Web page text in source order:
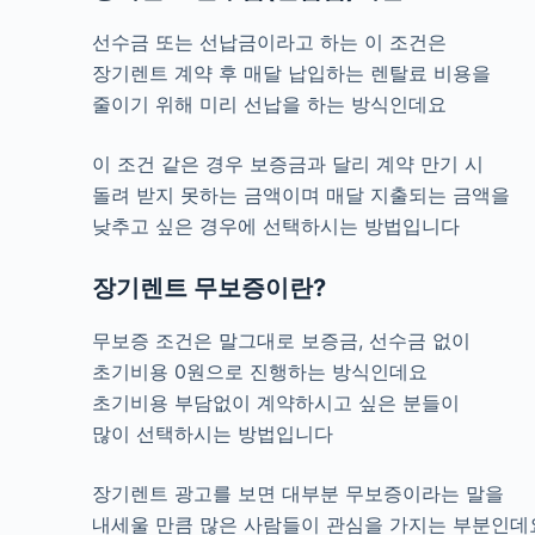
선수금 또는 선납금이라고 하는 이 조건은
장기렌트 계약 후 매달 납입하는 렌탈료 비용을
줄이기 위해 미리 선납을 하는 방식인데요
이 조건 같은 경우 보증금과 달리 계약 만기 시
돌려 받지 못하는 금액이며 매달 지출되는 금액을
낮추고 싶은 경우에 선택하시는 방법입니다
장기렌트 무보증이란?
무보증 조건은 말그대로 보증금, 선수금 없이
초기비용 0원으로 진행하는 방식인데요
초기비용 부담없이 계약하시고 싶은 분들이
많이 선택하시는 방법입니다
장기렌트 광고를 보면 대부분 무보증이라는 말을
내세울 만큼 많은 사람들이 관심을 가지는 부분인데